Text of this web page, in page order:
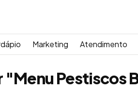
Marketing Atendimento
Pestiscos